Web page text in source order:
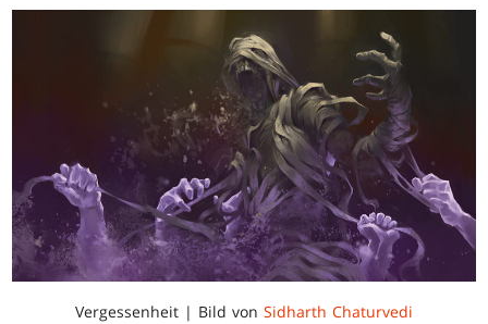
Vergessenheit | Bild von Sidharth Chaturvedi